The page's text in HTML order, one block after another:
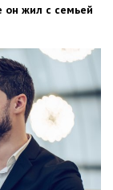
он жил с семьей